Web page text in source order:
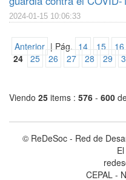
2024-01-15 10:06:33
Anterior | Pág. 14 15 16
24 25 26 27 28 29
Viendo 25 items : 576 - 600
© ReDeSoc - Red de
CEPAL -